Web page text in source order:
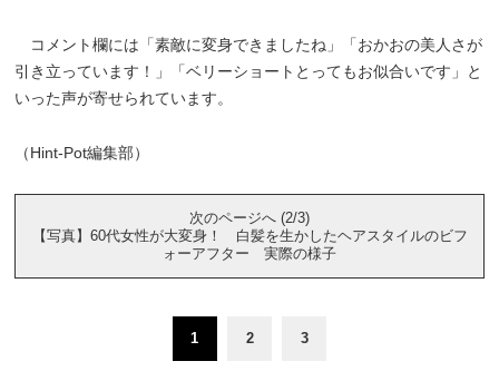
コメント欄には「素敵に変身できましたね」「おかおの美人さが
引き立っています！」「ベリーショートとってもお似合いです」と
いった声が寄せられています。
（Hint-Pot編集部）
次のページへ (2/3)
【写真】60代女性が大変身！ 白髪を生かしたヘアスタイルのビフ
ォーアフター 実際の様子
1 2 3